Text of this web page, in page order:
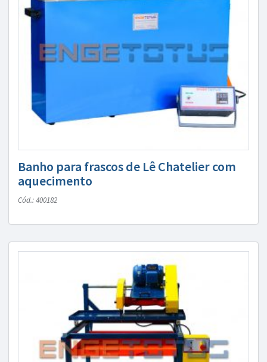
Banho para frascos de Lê Chatelier com
aquecimento
Cód.: 400182